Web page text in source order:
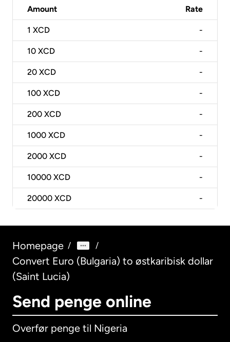
Amount Rate
1 XCD -
10 XCD -
20 XCD -
100 XCD -
200 XCD -
1000 XCD -
2000 XCD -
10000 XCD -
20000 XCD -
Homepage / /
Convert Euro (Bulgaria) to østkaribisk dollar
(Saint Lucia)
Send penge online
Overfør penge til Nigeria